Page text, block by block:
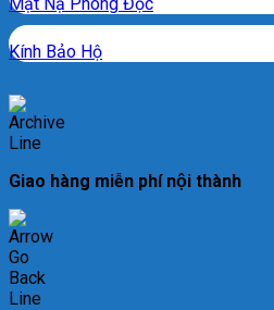
Kính Bảo Hộ
Giao hàng miễn phí nội thành